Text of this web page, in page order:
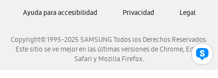
Samsung Venezuela
Copyright© 1995-2025 SAMSUNG Todos los Derechos Reservados.
Este sitio se ve mejor en las últimas versiones de Chrome, Edge,
Safari y Mozilla Firefox.
Ayuda para accesibilidad Privacidad Legal